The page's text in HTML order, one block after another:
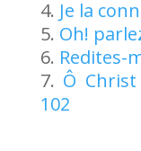
Je la
Oh!
Redites-
Ô
102